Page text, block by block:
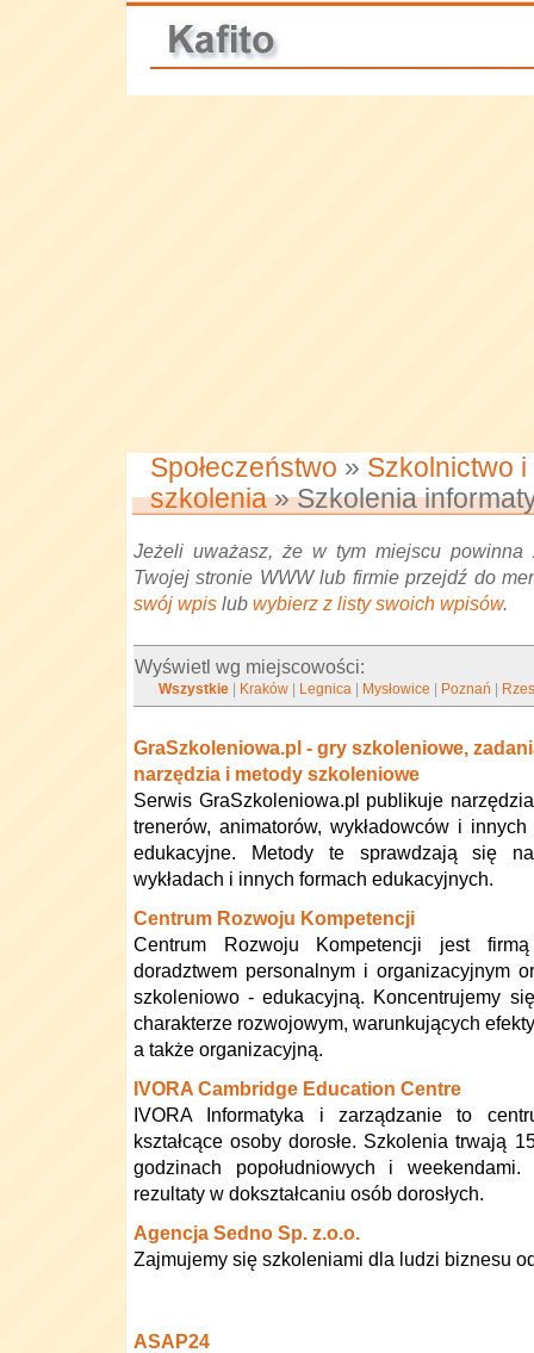
Społeczeństwo » Szkolnictwo
szkolenia» Szkolenia
Jeżeli uważasz, że w tym miejscu powinna
Twojej stronie WWW lub firmie przejdź do
swój wpis lub wybierz z listy swoich wpisów.
Wyświetl wg miejscowości:
Wszystkie Kraków Legnica Mysłowice Poznań
GraSzkoleniowa.pl - gry szkoleniowe,
narzędzia i metody szkoleniowe
Serwis GraSzkoleniowa.pl publikuje
trenerów, animatorów, wykładowców i
edukacyjne. Metody te sprawdzają się
wykładach i innych formach edukacyjnych.
Centrum Rozwoju Kompetencji
Centrum Rozwoju Kompetencji jest
doradztwem personalnym i organizacyjnym
szkoleniowo - edukacyjną. Koncentrujemy
charakterze rozwojowym, warunkujących
a także organizacyjną.
IVORA Cambridge Education Centre
IVORA Informatyka i zarządzanie to
kształcące osoby dorosłe. Szkolenia trwają
godzinach popołudniowych i weekendami.
rezultaty w dokształcaniu osób dorosłych.
Agencja Sedno Sp. z.o.o.
Zajmujemy się szkoleniami dla ludzi biznesu
ASAP24